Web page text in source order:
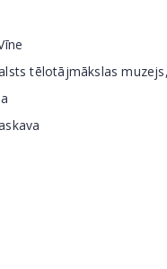
tēlotājmākslas